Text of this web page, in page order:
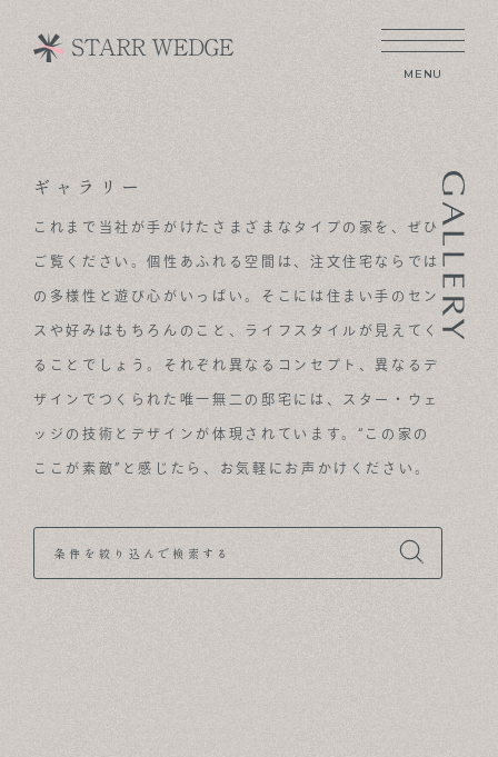
MENU
CONCEPT
TECHNOLOGY
GALLERY
VOICE
MODEL HOUSE
BLOG
ABOUT
FOR BUSINESS
ギャラリー
これまで当社が手がけたさまざまなタイプの家を、ぜひ
ご覧ください。個性あふれる空間は、注文住宅ならでは
の多様性と遊び心がいっぱい。 そこには住まい手のセン
スや好みはもちろんのこと、ライフスタイルが見えてく
ることでしょう。 それぞれ異なるコンセプト、異なるデ
ザインでつくられた唯一無二の邸宅には、 スター・ウェ
ッジの技術とデザインが体現されています。 “この家の
ここが素敵”と感じたら、お気軽にお声かけください。
条件を絞り込んで検索する